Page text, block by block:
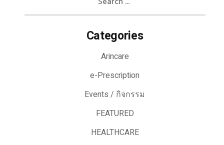
Categories
Arincare
e-Prescription
Events / กิจกรรม
FEATURED
HEALTHCARE